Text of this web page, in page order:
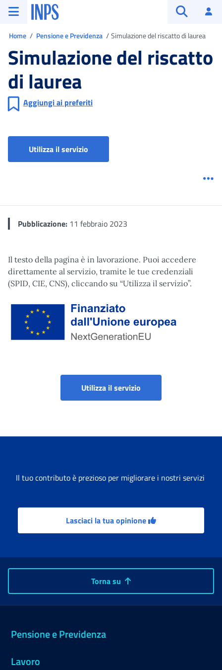
Vai al menu principale
Vai al contenuto principale
Vai al pie' di pagina
INPS ()
Home Pensione e Previdenza Simulazione del riscatto di laurea
Simulazione del riscatto
di laurea
Aggiungi ai preferiti
Utilizza il servizio
Pubblicazione: 11 febbraio 2023
Il testo della pagina è in lavorazione. Puoi accedere
direttamente al servizio, tramite le tue credenziali
(SPID, CIE, CNS), cliccando su “Utilizza il servizio”.
Finanziato dall'Unione Europea tramite Next Generation EU
Utilizza il servizio
Il tuo contributo è prezioso per migliorare i nostri servizi
Lasciaci la tua opinione
Torna su
Pensione e Previdenza
Lavoro